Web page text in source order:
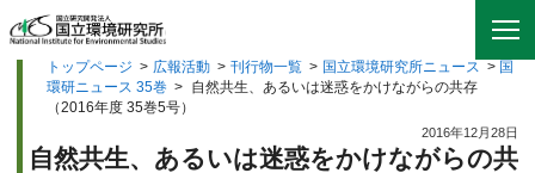
トップページ > 広報活動 > 刊行物一覧 > 国立環境研究所ニュース > 国
環研ニュース 35巻 > 自然共生、あるいは迷惑をかけながらの共存
（2016年度 35巻5号）
2016年12月28日
自然共生、あるいは迷惑をかけながらの共